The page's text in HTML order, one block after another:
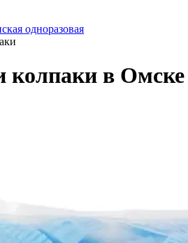
одноразовая
в Омске